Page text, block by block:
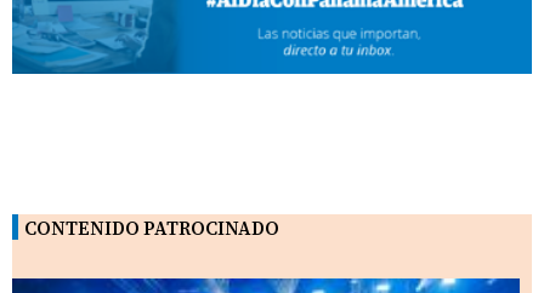
CONTENIDO PATROCINADO